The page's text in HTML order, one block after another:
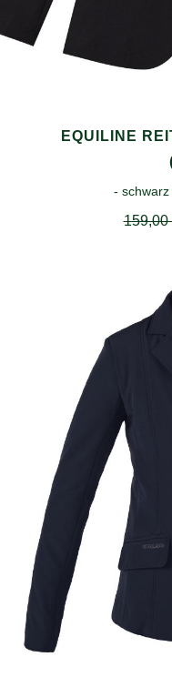
EQUILINE
-
159,00